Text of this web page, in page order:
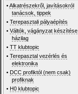
•Alkatrészekről, javításokról
tanácsok, tippek
•Terepasztali pályaépítés
•Váltók, vágányzat készítése
házilag
•TT klubtopic
•Terepasztal vezérlés és
elektronika
• DCC profiktól (nem csak)
profiknak
• H0 klubtopic